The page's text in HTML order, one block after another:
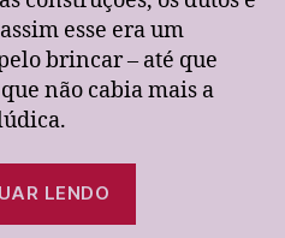
esse era um
brincar – até que
não cabia mais a
LENDO